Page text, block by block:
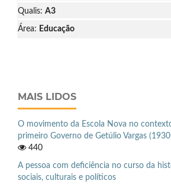
Qualis: A3
Área: Educação
MAIS LIDOS
O movimento da Escola Nova no
primeiro Governo de Getúlio Vargas
440
A pessoa com deficiência no curso da
sociais, culturais e políticos